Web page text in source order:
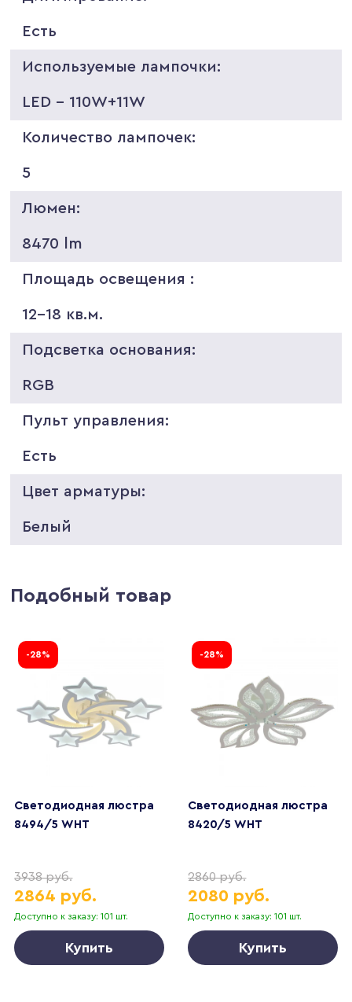
Есть
Используемые лампочки:
LED - 110W+11W
Количество лампочек:
5
Люмен:
8470 lm
Площадь освещения :
12-18 кв.м.
Подсветка основания:
RGB
Пульт управления:
Есть
Цвет арматуры:
Белый
Подобный товар
Светодиодная люстра
8494/5 WHT
Доступно к заказу: 101 шт.
-28%
3938 руб.
2864 руб.
Купить
Светодиодная люстра
8420/5 WHT
Доступно к заказу: 101 шт.
-28%
2860 руб.
2080 руб.
Купить